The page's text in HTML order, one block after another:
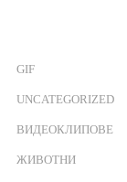
GIF
UNCATEGORIZED
ВИДЕОКЛИПОВЕ
ЖИВОТНИ